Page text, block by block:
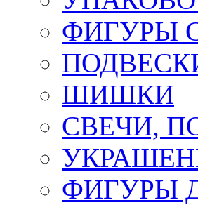
ФИГУРЫ
ШИШКИ
СВЕЧИ,
ФИГУРЫ